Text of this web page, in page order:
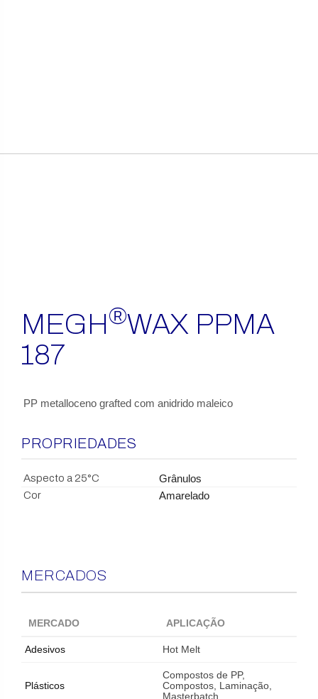
MEGH®WAX PPMA
187
PP metalloceno grafted com anidrido maleico
PROPRIEDADES
Aspecto a 25°C Grânulos
Cor Amarelado
MERCADOS
MERCADO APLICAÇÃO
Adesivos Hot Melt
Plásticos
Compostos de PP,
Compostos, Laminação,
Masterbatch